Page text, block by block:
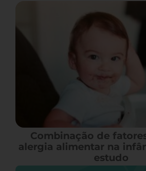
Combinação de
alergia alimentar na
estudo